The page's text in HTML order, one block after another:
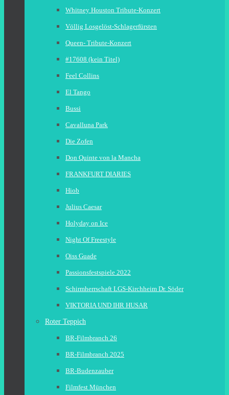
Whitney Houston Tribute-Konzert
Völlig Losgelöst-Schlagerfürsten
Queen- Tribute-Konzert
#17608 (kein Titel)
Feel Collins
El Tango
Bussi
Cavalluna Park
Die Zofen
Don Quinte von la Mancha
FRANKFURT DIARIES
Hiob
Julius Caesar
Holyday on Ice
Night Of Freestyle
Oiss Guade
Passionsfestspiele 2022
Schirmherrschaft LGS-Kirchheim Dr. Söder
VIKTORIA UND IHR HUSAR
Roter Teppich
BR-Filmbranch 26
BR-Filmbranch 2025
BR-Budenzauber
Filmfest München